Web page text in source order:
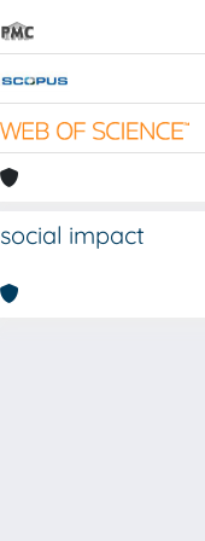
social impact